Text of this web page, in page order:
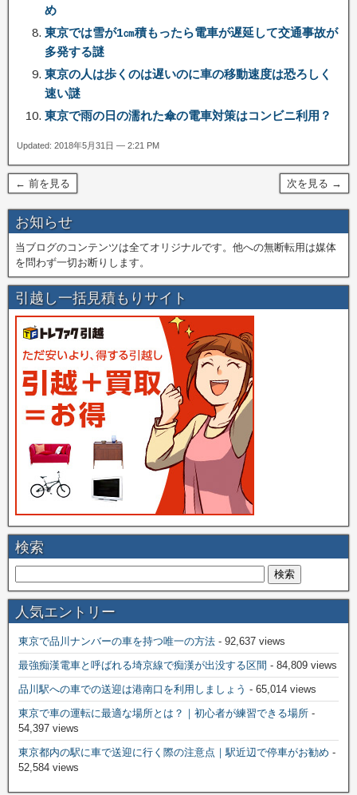
め
東京では雪が1㎝積もったら電車が遅延して交通事故が
多発する謎
東京の人は歩くのは遅いのに車の移動速度は恐ろしく
速い謎
東京で雨の日の濡れた傘の電車対策はコンビニ利用？
Updated: 2018年5月31日 — 2:21 PM
← 前を見る 次を見る →
お知らせ
当ブログのコンテンツは全てオリジナルです。他への無断転用は媒体
を問わず一切お断りします。
引越し一括見積もりサイト
検索
人気エントリー
東京で品川ナンバーの車を持つ唯一の方法 - 92,637 views
最強痴漢電車と呼ばれる埼京線で痴漢が出没する区間 - 84,809 views
品川駅への車での送迎は港南口を利用しましょう - 65,014 views
東京で車の運転に最適な場所とは？｜初心者が練習できる場所 -
54,397 views
東京都内の駅に車で送迎に行く際の注意点｜駅近辺で停車がお勧め -
52,584 views